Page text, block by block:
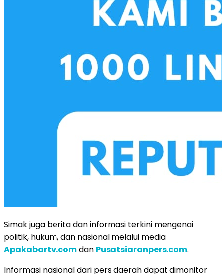
Simak juga berita dan informasi terkini mengenai
politik, hukum, dan nasional melalui media
Apakabartv.comdan Pusatsiaranpers.com.
Informasi nasional dari pers daerah dapat dimonitor